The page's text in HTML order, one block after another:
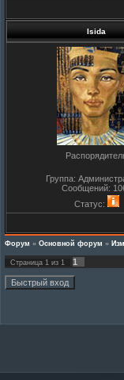
Isida
Группа:
Сообщений:
Статус:
Форум » Основной форум »
Страница 1 из 1 1